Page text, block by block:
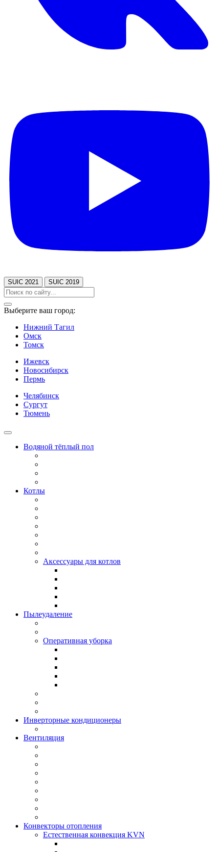
SUIC 2021 SUIC 2019
Выберите ваш город:
Нижний Тагил
Омск
Томск
Ижевск
Новосибирск
Пермь
Челябинск
Сургут
Тюмень
Водяной тёплый пол
Котлы
Аксессуары для котлов
Пылеудаление
Оперативная уборка
Инверторные кондиционеры
Вентиляция
Конвекторы отопления
Естественная конвекция KVN